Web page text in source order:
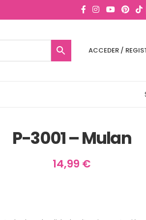
ACCEDER /
P-3001 – Mulan
14,99 €